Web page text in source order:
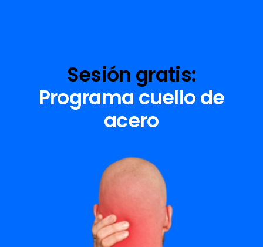
Sesión gratis:
Programa cuello de
acero